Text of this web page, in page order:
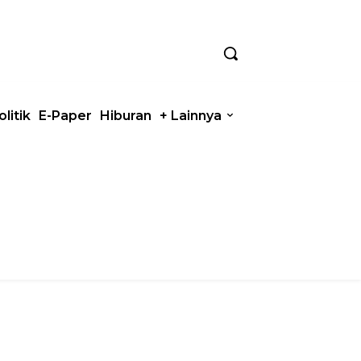
E-Paper Hiburan + Lainnya